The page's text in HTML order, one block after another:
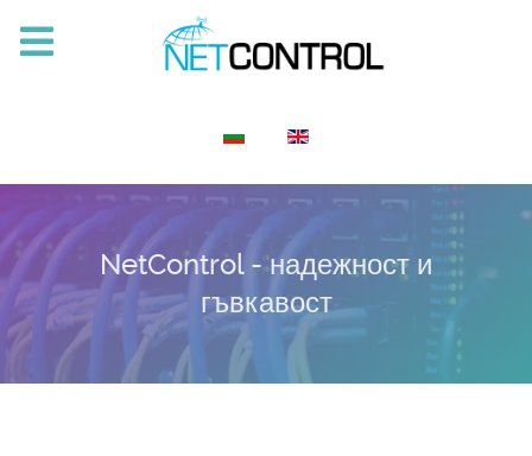
NetControl - надежност и
гъвкавост